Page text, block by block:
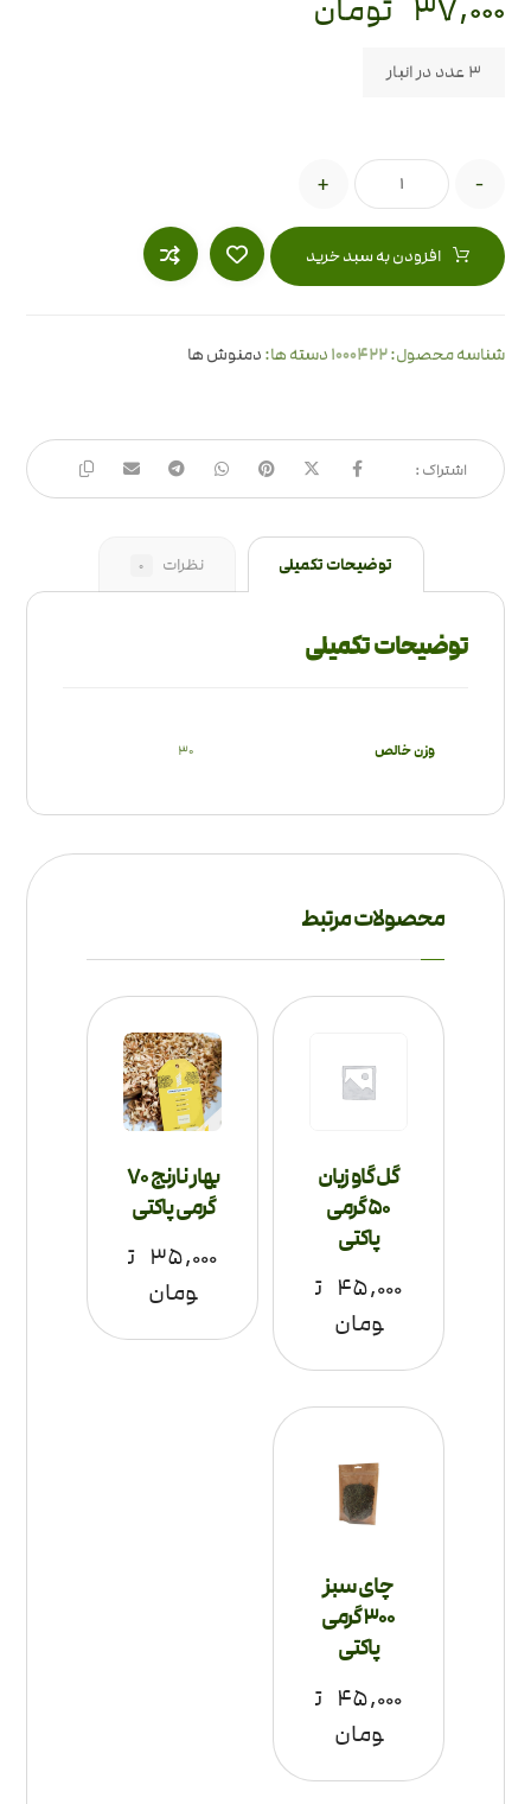
۳۷,۰۰۰ تومان
3 عدد در انبار
-
+
افزودن به سبد خرید
شناسه محصول:1000422 دسته ها: دمنوش ها
توضیحات تکمیلی نظرات 0
توضیحات تکمیلی
وزن خالص 30
محصولات مرتبط
گل گاو زبان
50 گرمی
پاکتی
۴۵,۰۰۰ ت
ومان
بهار نارنج 70
گرمی پاکتی
۳۵,۰۰۰ ت
ومان
چای سبز
300 گرمی
پاکتی
۴۵,۰۰۰ ت
ومان